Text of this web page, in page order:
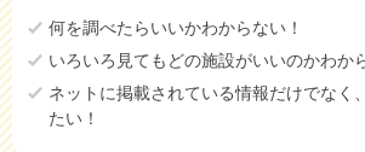
何を調べたらいいかわからない！
いろいろ見てもどの施設がいいのかわか
ネットに掲載されている情報だけでなく
たい！